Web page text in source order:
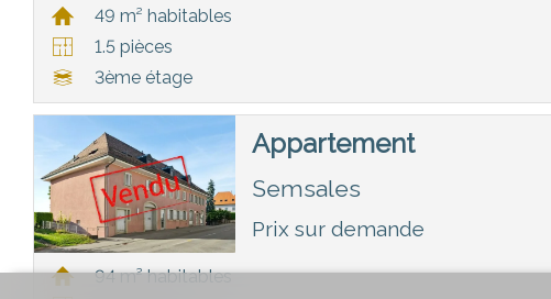
49 m² habitables
1.5 pièces
3ème étage
Appartement
Semsales
Prix sur demande
94 m² habitables